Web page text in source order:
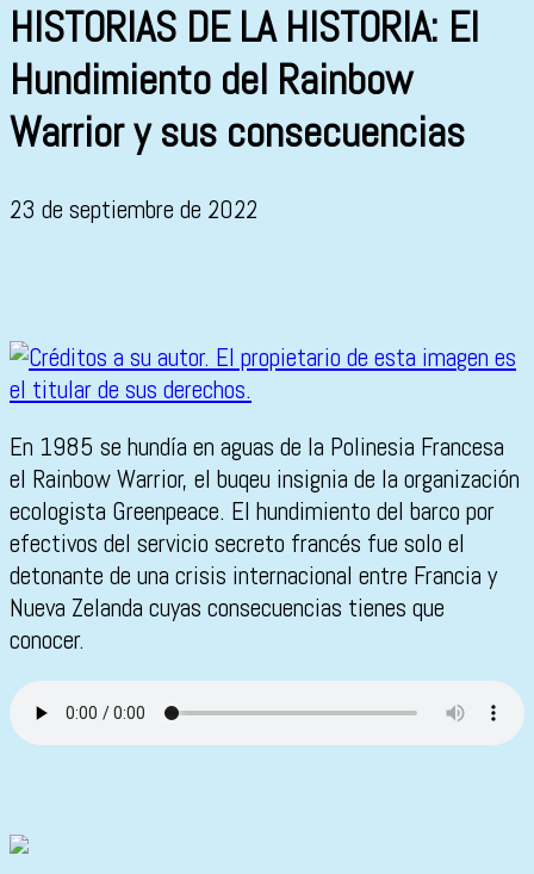
HISTORIAS DE LA HISTORIA: El
Hundimiento del Rainbow
Warrior y sus consecuencias
23 de septiembre de 2022
En 1985 se hundía en aguas de la Polinesia Francesa
el Rainbow Warrior, el buqeu insignia de la organización
ecologista Greenpeace. El hundimiento del barco por
efectivos del servicio secreto francés fue solo el
detonante de una crisis internacional entre Francia y
Nueva Zelanda cuyas consecuencias tienes que
conocer.